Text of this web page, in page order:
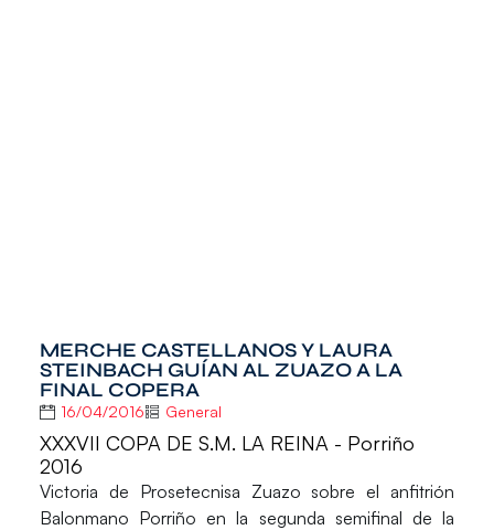
MERCHE CASTELLANOS Y LAURA
STEINBACH GUÍAN AL ZUAZO A LA
FINAL COPERA
16/04/2016 General
XXXVII COPA DE S.M. LA REINA - Porriño
2016
Victoria de Prosetecnisa Zuazo sobre el anfitrión
Balonmano Porriño en la segunda semifinal de la